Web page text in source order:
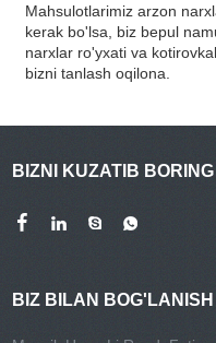
Mahsulotlarimiz arzon
kerak bo'lsa, biz bepul
narxlar ro'yxati va
bizni tanlash oqilona.
BIZNI KUZATIB BORING
BIZ BILAN BOG'LANISH